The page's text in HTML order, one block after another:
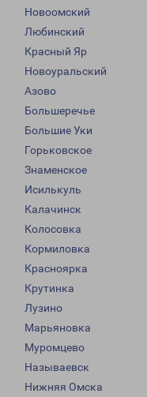
Новоомский
Любинский
Красный Яр
Новоуральский
Азово
Большеречье
Большие Уки
Горьковское
Знаменское
Исилькуль
Калачинск
Колосовка
Кормиловка
Красноярка
Крутинка
Лузино
Марьяновка
Муромцево
Называевск
Нижняя Омска